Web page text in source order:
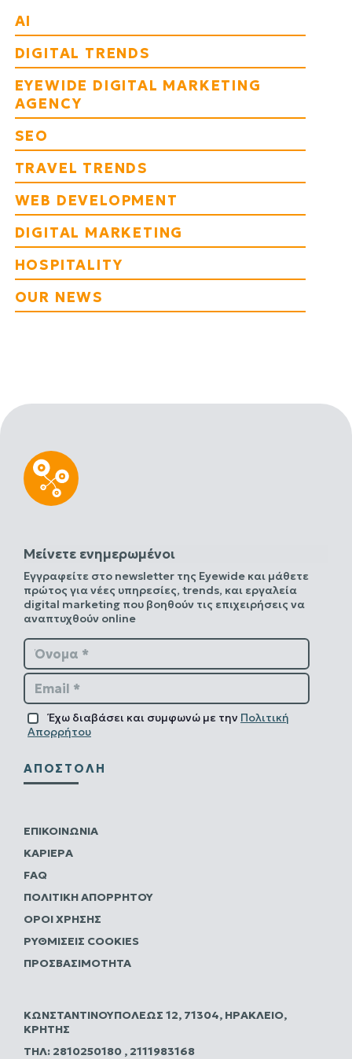
AI
DIGITAL TRENDS
EYEWIDE DIGITAL MARKETING
AGENCY
SEO
TRAVEL TRENDS
WEB DEVELOPMENT
DIGITAL MARKETING
HOSPITALITY
OUR NEWS
Μείνετε ενημερωμένοι
Εγγραφείτε στο newsletter της Eyewide και μάθετε
πρώτος για νέες υπηρεσίες, trends, και εργαλεία
digital marketing που βοηθούν τις επιχειρήσεις να
αναπτυχθούν online
Όνομα *
Email *
Έχω διαβάσει και συμφωνώ με την Πολιτική
Απορρήτου
ΑΠΟΣΤΟΛΉ
ΕΠΙΚΟΙΝΩΝΊΑ
ΚΑΡΙΈΡΑ
FAQ
ΠΟΛΙΤΙΚΗ ΑΠΟΡΡΗΤΟΥ
ΌΡΟΙ ΧΡΉΣΗΣ
ΡΥΘΜΊΣΕΙΣ COOKIES
ΠΡΟΣΒΑΣΙΜΌΤΗΤΑ
ΚΩΝΣΤΑΝΤΙΝΟΥΠΌΛΕΩΣ 12, 71304, ΗΡΆΚΛΕΙΟ,
ΚΡΉΤΗΣ
ΤΗΛ: 2810250180 , 2111983168